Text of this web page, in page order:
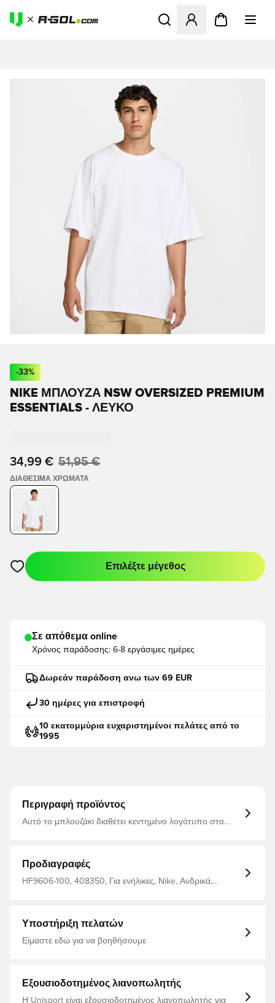
Ανοίγει ένα Modal για να
-33%
NIKE ΜΠΛΟΥΖΑ NSW OVERSIZED PREMIUM
ESSENTIALS - ΛΕΥΚΌ
34,99 € 51,95 €
ΔΙΑΘΈΣΙΜΑ ΧΡΏΜΑΤΑ
Ανοίγει ένα Modal για να συνδεθείτε ή να εγγραφείτε ως
Επιλέξτε μέγεθος
Σε απόθεμα online
Χρόνος παράδοσης: 6-8 εργάσιμες ημέρες
Δωρεάν παράδοση ανω των 69 EUR
30 ημέρες για επιστροφή
10 εκατομμύρια ευχαριστημένοι πελάτες από το
1995
Περιγραφή προϊόντος
Αυτό το μπλουζάκι διαθέτει κεντημένο λογότυπο στο
100% βαμβάκι
Προδιαγραφές
HF9606-100, 408350, Για ενήλικες, Nike, Ανδρικά,
Υποστήριξη πελατών
Είμαστε εδώ για να βοηθήσουμε
Εξουσιοδοτημένος λιανοπωλητής
Η Unisport είναι εξουσιοδοτημένος λιανοπωλητής για